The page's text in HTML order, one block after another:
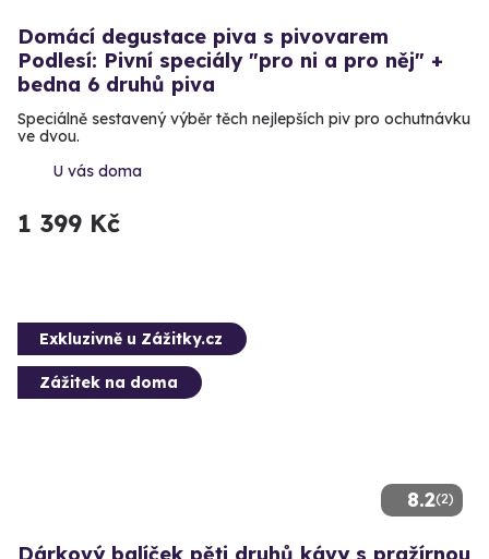
Domácí degustace piva s pivovarem
Podlesí: Pivní speciály "pro ni a pro něj" +
bedna 6 druhů piva
Speciálně sestavený výběr těch nejlepších piv pro ochutnávku
ve dvou.
U vás doma
1 399 Kč
8.2(2)
Exkluzivně u Zážitky.cz
Zážitek na doma